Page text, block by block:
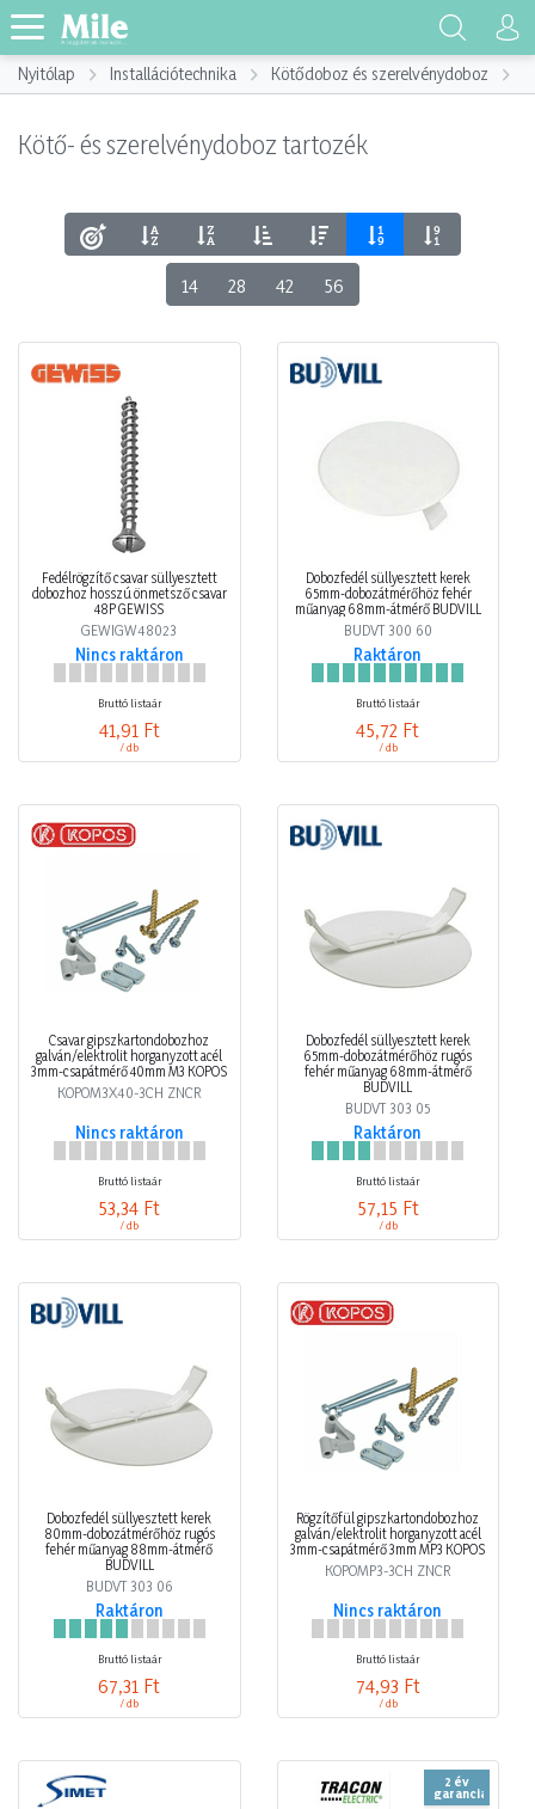
Nyitólap Installációtechnika Kötődoboz és szerelvénydoboz
Kötő- és szerelvénydoboz tartozék
14 28 42 56
Fedélrögzítő csavar süllyesztett
dobozhoz hosszú önmetsző csavar
48P GEWISS
GEWIGW48023
Nincs raktáron
Bruttó listaár
41,91 Ft
/ db
Dobozfedél süllyesztett kerek
65mm-dobozátmérőhöz fehér
műanyag 68mm-átmérő BUDVILL
BUDVT 300 60
Raktáron
Bruttó listaár
45,72 Ft
/ db
Csavar gipszkartondobozhoz
galván/elektrolit horganyzott acél
3mm-csapátmérő 40mm M3 KOPOS
KOPOM3X40-3CH ZNCR
Nincs raktáron
Bruttó listaár
53,34 Ft
/ db
Dobozfedél süllyesztett kerek
65mm-dobozátmérőhöz rugós
fehér műanyag 68mm-átmérő
BUDVILL
BUDVT 303 05
Raktáron
Bruttó listaár
57,15 Ft
/ db
Dobozfedél süllyesztett kerek
80mm-dobozátmérőhöz rugós
fehér műanyag 88mm-átmérő
BUDVILL
BUDVT 303 06
Raktáron
Bruttó listaár
67,31 Ft
/ db
Rögzítőfül gipszkartondobozhoz
galván/elektrolit horganyzott acél
3mm-csapátmérő 3mm MP3 KOPOS
KOPOMP3-3CH ZNCR
Nincs raktáron
Bruttó listaár
74,93 Ft
/ db
2 év
garancia